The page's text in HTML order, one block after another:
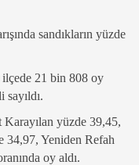
sandıkların yüzde
21 bin 808 oy
sayıldı.
yüzde 39,45,
34,97, Yeniden Refah
oy aldı.